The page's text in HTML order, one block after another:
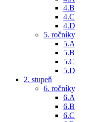
4.B
4.C
4.D
5. ročníky
5.A
5.B
5.C
5.D
2. stupeň
6. ročníky
6.A
6.B
6.C